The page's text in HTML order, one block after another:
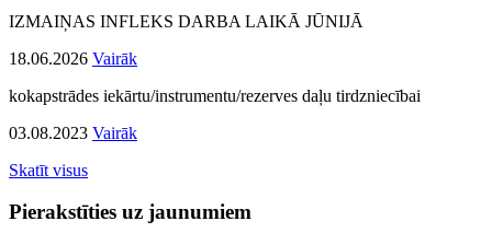
IZMAIŅAS INFLEKS DARBA LAIKĀ JŪNIJĀ
18.06.2026 Vairāk
kokapstrādes iekārtu/instrumentu/rezerves daļu tirdzniecībai
03.08.2023 Vairāk
Skatīt visus
Pierakstīties uz jaunumiem